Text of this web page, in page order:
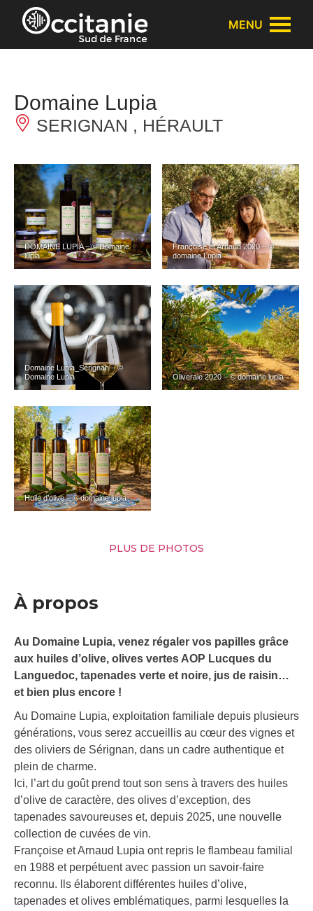
Panneau de gestion des cookies
MENU
Domaine Lupia
SERIGNAN , HÉRAULT
DOMAINE LUPIA – © Domaine
lupia
Françoise et Arnaud 2020 – ©
domaine Lupia
Domaine Lupia_Sérignan – ©
Domaine Lupia
Oliveraie 2020 – © domaine lupia
Huile d’olive – © domaine lupia
PLUS DE PHOTOS
À propos
Au Domaine Lupia, venez régaler vos papilles grâce
aux huiles d’olive, olives vertes AOP Lucques du
Languedoc, tapenades verte et noire, jus de raisin…
et bien plus encore !
Au Domaine Lupia, exploitation familiale depuis plusieurs
générations, vous serez accueillis au cœur des vignes et
des oliviers de Sérignan, dans un cadre authentique et
plein de charme.
Ici, l’art du goût prend tout son sens à travers des huiles
d’olive de caractère, des olives d’exception, des
tapenades savoureuses et, depuis 2025, une nouvelle
collection de cuvées de vin.
Françoise et Arnaud Lupia ont repris le flambeau familial
en 1988 et perpétuent avec passion un savoir-faire
reconnu. Ils élaborent différentes huiles d’olive,
tapenades et olives emblématiques, parmi lesquelles la